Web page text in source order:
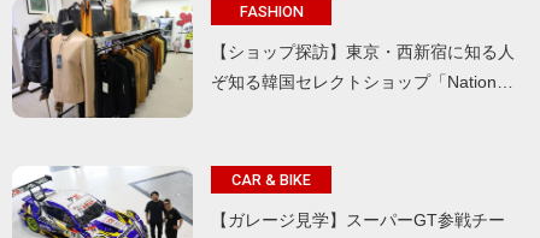
FASHION
【ショップ探訪】東京・西新宿に知る人
ぞ知る韓国セレクトショップ「Nation…
CAR & BIKE
【ガレージ見学】スーパーGT参戦チー